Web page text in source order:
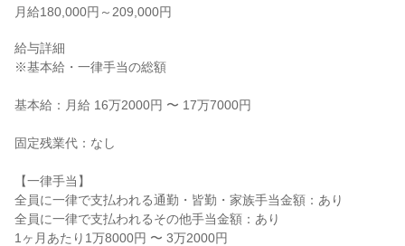
月給180,000円～209,000円
給与詳細
※基本給・一律手当の総額
基本給：月給 16万2000円 〜 17万7000円
固定残業代：なし
【一律手当】
全員に一律で支払われる通勤・皆勤・家族手当金額：あり
全員に一律で支払われるその他手当金額：あり
1ヶ月あたり1万8000円 〜 3万2000円